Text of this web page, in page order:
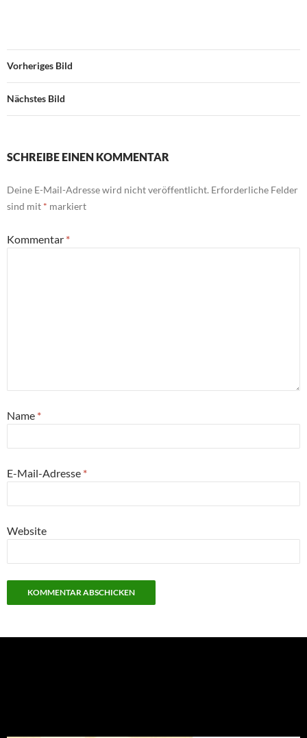
Vorheriges Bild
Nächstes Bild
SCHREIBE EINEN KOMMENTAR
Deine E-Mail-Adresse wird nicht veröffentlicht. Erforderliche Felder
sind mit * markiert
Kommentar *
Name *
E-Mail-Adresse *
Website